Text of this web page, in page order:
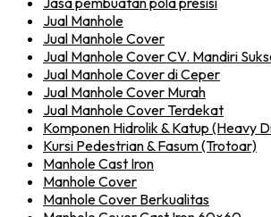
Jual Manhole
Jual Manhole Cover
Jual Manhole Cover CV. Mandiri
Jual Manhole Cover di Ceper
Jual Manhole Cover Murah
Jual Manhole Cover Terdekat
Komponen Hidrolik & Katup (Heavy
Kursi Pedestrian & Fasum (Trotoar)
Manhole Cast Iron
Manhole Cover
Manhole Cover Berkualitas